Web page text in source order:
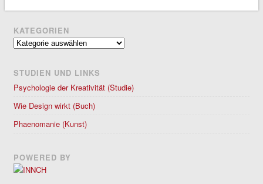
KATEGORIEN
Kategorien
STUDIEN UND LINKS
Psychologie der Kreativität (Studie)
Wie Design wirkt (Buch)
Phaenomanie (Kunst)
POWERED BY